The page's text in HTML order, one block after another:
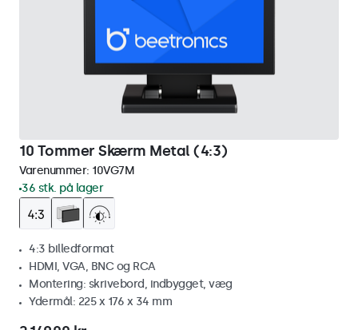
10 Tommer Skærm Metal (4:3)
Varenummer: 10VG7M
36 stk. på lager
4:3 billedformat
HDMI, VGA, BNC og RCA
Montering: skrivebord, indbygget, væg
Ydermål: 225 x 176 x 34 mm